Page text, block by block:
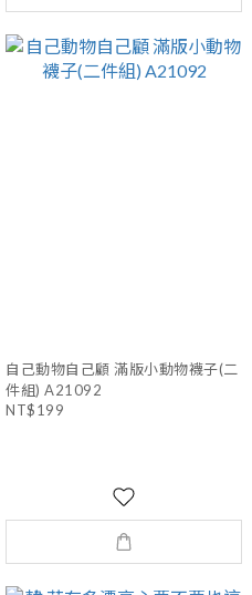
自己動物自己顧 滿版小動物襪子(二
件組) A21092
NT$199